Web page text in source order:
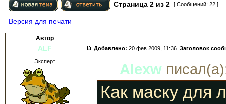
Страница 2 из 2 [ Сообщений: 22 ]
Версия для печати
Автор
ALF Добавлено: 20 фев 2009, 11:36. Заголовок
Эксперт Alexw
Как маску для